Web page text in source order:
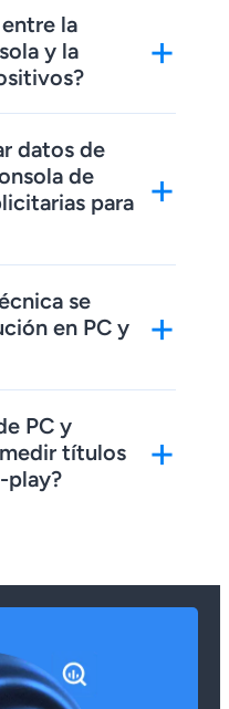
la
y la
+
datos de
de
para
+
se
en PC y
+
PC y
medir títulos
+